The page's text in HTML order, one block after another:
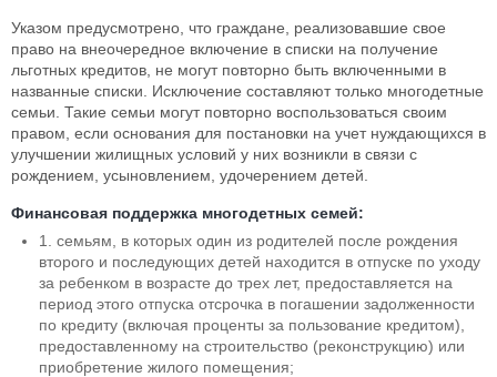
Указом предусмотрено, что граждане, реализовавшие свое
право на внеочередное включение в списки на получение
льготных кредитов, не могут повторно быть включенными в
названные списки. Исключение составляют только многодетные
семьи. Такие семьи могут повторно воспользоваться своим
правом, если основания для постановки на учет нуждающихся в
улучшении жилищных условий у них возникли в связи с
рождением, усыновлением, удочерением детей.
Финансовая поддержка многодетных семей:
1. семьям, в которых один из родителей после рождения
второго и последующих детей находится в отпуске по уходу
за ребенком в возрасте до трех лет, предоставляется на
период этого отпуска отсрочка в погашении задолженности
по кредиту (включая проценты за пользование кредитом),
предоставленному на строительство (реконструкцию) или
приобретение жилого помещения;